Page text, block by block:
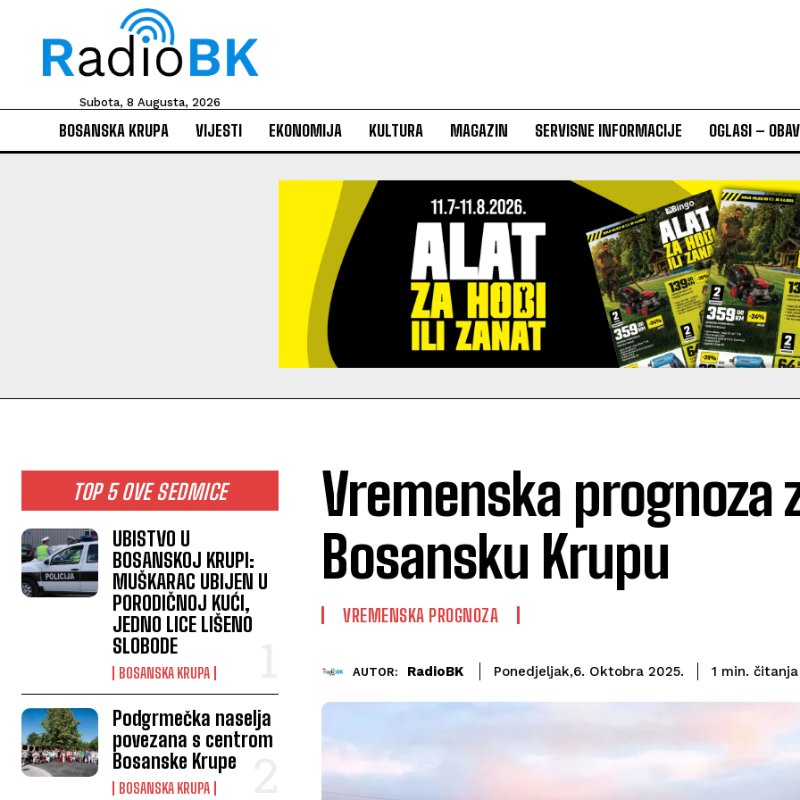
Subota, 8 Augusta, 2026
BOSANSKA KRUPA VIJESTI EKONOMIJA KULTURA MAGAZIN SERVISNE INFORMACIJE OGLASI –
TOP 5 OVE SEDMICE
UBISTVO U
BOSANSKOJ KRUPI:
MUŠKARAC UBIJEN U
PORODIČNOJ KUĆI,
JEDNO LICE LIŠENO
SLOBODE
BOSANSKA KRUPA
Podgrmečka naselja
povezana s centrom
Bosanske Krupe
BOSANSKA KRUPA
Vremenska prognoza
Bosansku Krupu
VREMENSKA PROGNOZA
AUTOR: RadioBK Ponedjeljak,6. Oktobra 2025. 1 min. čitanja